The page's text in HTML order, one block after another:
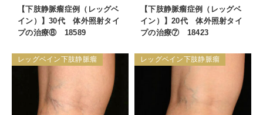
【下肢静脈瘤症例（レッグベ
イン）】30代 体外照射タイ
プの治療⑧ 18589
【下肢静脈瘤症例（レッグベ
イン）】20代 体外照射タイ
プの治療⑦ 18423
レッグベイン下肢静脈瘤 レッグベイン下肢静脈瘤